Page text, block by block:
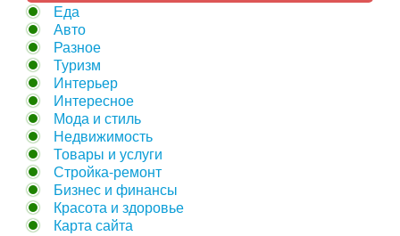
Еда
Авто
Разное
Туризм
Интерьер
Интересное
Мода и стиль
Недвижимость
Товары и услуги
Стройка-ремонт
Бизнес и финансы
Красота и здоровье
Карта сайта